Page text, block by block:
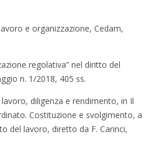
e organizzazione, Cedam,
regolativa” nel diritto del
n. 1/2018, 405 ss.
diligenza e rendimento, in Il
Costituzione e svolgimento, a
del lavoro, diretto da F. Carinci,